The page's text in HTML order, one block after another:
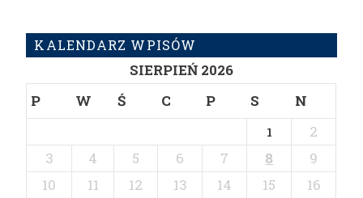
KALENDARZ WPISÓW
SIERPIEŃ 2026
P
W Ś C P S N
1
2
3
4 5 6 7 8
9
10
11 12 13 14 15
16